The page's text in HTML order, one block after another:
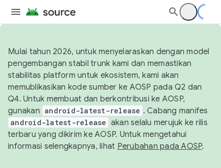
Mulai tahun 2026, untuk menyelaraskan dengan model
pengembangan stabil trunk kami dan memastikan
stabilitas platform untuk ekosistem, kami akan
memublikasikan kode sumber ke AOSP pada Q2 dan
Q4. Untuk membuat dan berkontribusi ke AOSP,
gunakan android-latest-release . Cabang manifes
android-latest-release akan selalu merujuk ke rilis
terbaru yang dikirim ke AOSP. Untuk mengetahui
informasi selengkapnya, lihat Perubahan pada AOSP.